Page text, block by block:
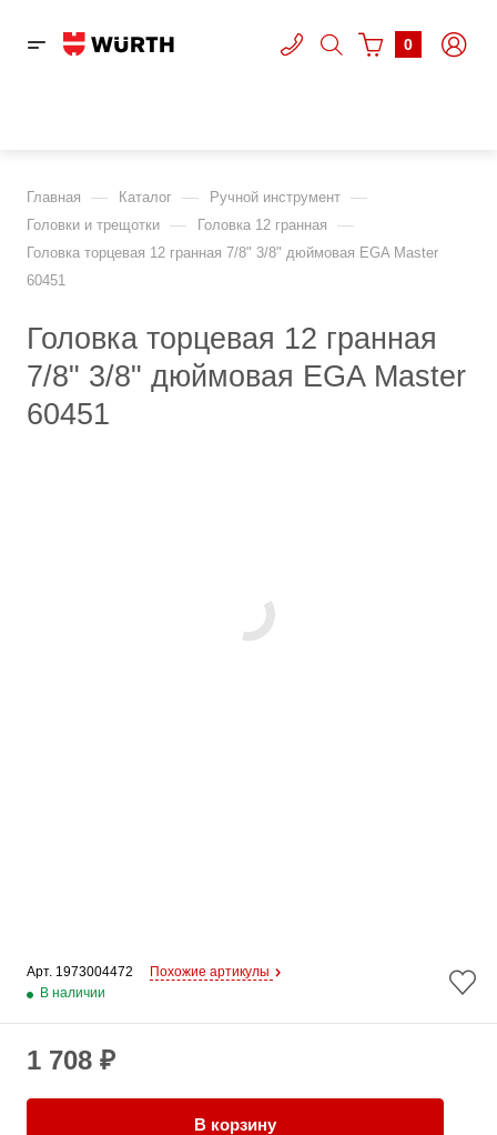
0
Главная — Каталог — Ручной инструмент —
Головки и трещотки — Головка 12 гранная —
Головка торцевая 12 гранная 7/8" 3/8" дюймовая EGA Master
60451
Головка торцевая 12 гранная
7/8" 3/8" дюймовая EGA Master
60451
Арт. 1973004472
Похожие артикулы
В наличии
1 708 ₽
В корзину